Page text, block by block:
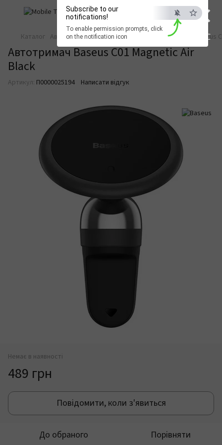
×
ESC
Subscribe to our
notifications!
To enable permission prompts, click
on the notification icon
Каталог Автотовари Автотовари Baseus Автотримач Baseus
Автотримач Baseus C01 Magnetic Air
Black
Артикул: П0000025194 Написати відгук
Немає в наявності
489 грн
Повідомити, коли з'явиться
До обраного Порівняти